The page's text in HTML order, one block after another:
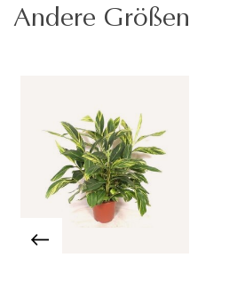
Andere Größen